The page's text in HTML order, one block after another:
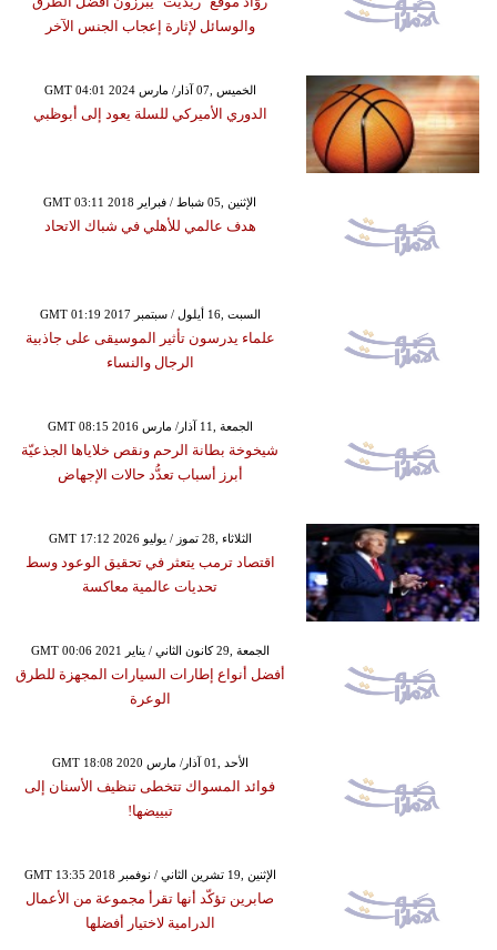
والوسائل لإثارة إعجاب الجنس الآخر
GMT 04:01 2024 الخميس ,07 آذار/ مارس
الدوري الأميركي للسلة يعود إلى أبوظبي
GMT 03:11 2018 الإثنين ,05 شباط / فبراير
هدف عالمي للأهلي في شباك الاتحاد
GMT 01:19 2017 السبت ,16 أيلول / سبتمبر
علماء يدرسون تأثير الموسيقى على جاذبية
الرجال والنساء
GMT 08:15 2016 الجمعة ,11 آذار/ مارس
شيخوخة بطانة الرحم ونقص خلاياها الجذعيّة
أبرز أسباب تعدُّد حالات الإجهاض
GMT 17:12 2026 الثلاثاء ,28 تموز / يوليو
اقتصاد ترمب يتعثر في تحقيق الوعود وسط
تحديات عالمية معاكسة
GMT 00:06 2021 الجمعة ,29 كانون الثاني / يناير
أفضل أنواع إطارات السيارات المجهزة للطرق
الوعرة
GMT 18:08 2020 الأحد ,01 آذار/ مارس
فوائد المسواك تتخطى تنظيف الأسنان إلى
تبييضها!
GMT 13:35 2018 الإثنين ,19 تشرين الثاني / نوفمبر
صابرين تؤكّد أنها تقرأ مجموعة من الأعمال
الدرامية لاختيار أفضلها